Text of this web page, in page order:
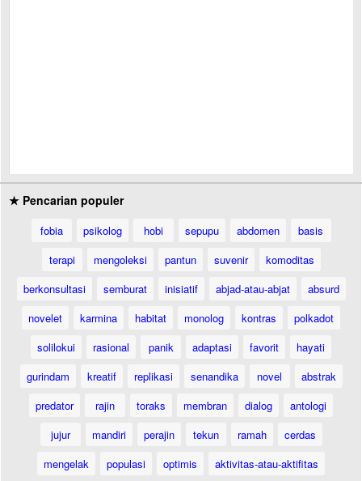
★ Pencarian populer
fobia psikolog hobi sepupu abdomen
basis
terapi
mengoleksi pantun suvenir
komoditas
berkonsultasi
semburat inisiatif abjad-atau-abjat
absurd
novelet
karmina habitat monolog kontras
polkadot
solilokui
rasional panik adaptasi favorit
hayati
gurindam
kreatif replikasi senandika novel
abstrak
predator
rajin toraks membran dialog
antologi
jujur
mandiri perajin tekun ramah
cerdas
mengelak
populasi optimis aktivitas-atau-aktifitas